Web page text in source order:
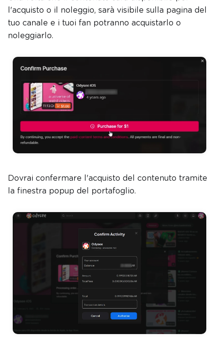
l'acquisto o il noleggio, sarà visibile sulla pagina del
tuo canale e i tuoi fan potranno acquistarlo o
noleggiarlo.
Dovrai confermare l'acquisto del contenuto tramite
la finestra popup del portafoglio.